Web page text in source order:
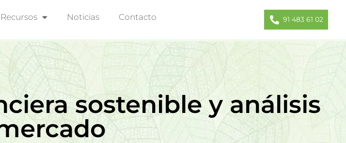
Recursos Noticias Contacto 91 483 61 02
sostenible y análisis